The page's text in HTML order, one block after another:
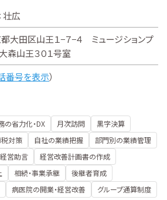
壮広
大田区山王１−７−４ ミュージションプ
森山王３０１号室
番号を表示）
の省力化・DX 月次訪問
黒字決算
税対策 自社の業績把握
部門別の業績管理
経営助言
経営改善計画書の作成
相続・事業承継
後継者育成
病医院の開業・経営改善
グループ通算制度